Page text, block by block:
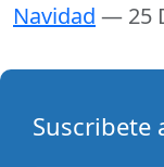
Navidad — 25
Suscribete